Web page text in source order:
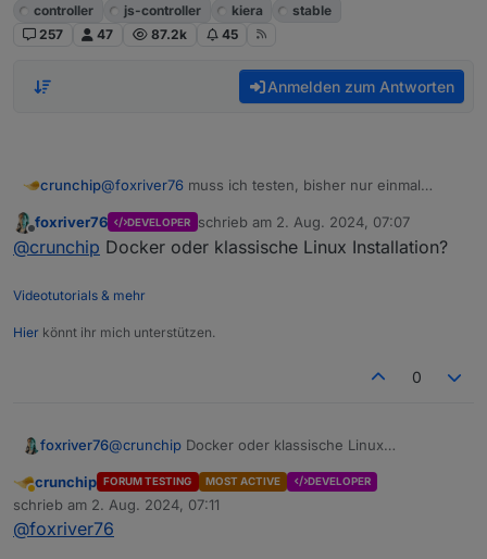
controller
js-controller kiera
stable
257
47 87.2k 45
Anmelden zum Antworten
crunchip@foxriver76 muss ich testen, bisher nur einmal
@foxriver76habe es soeben nochmal probiert, lief
allerdings auf den gleichen Fehler hinaus
foxriver76 DEVELOPER schrieb am 2. Aug. 2024, 07:07
zuletzt editiert von
@crunchip Docker oder klassische Linux Installation?
Videotutorials & mehr
Hier könnt ihr mich unterstützen.
0
foxriver76@crunchip Docker oder klassische Linux
Abwesend
crunchip FORUM TESTING MOST ACTIVE DEVELOPER
schrieb am 2. Aug. 2024, 07:11
zuletzt editiert von
@foxriver76